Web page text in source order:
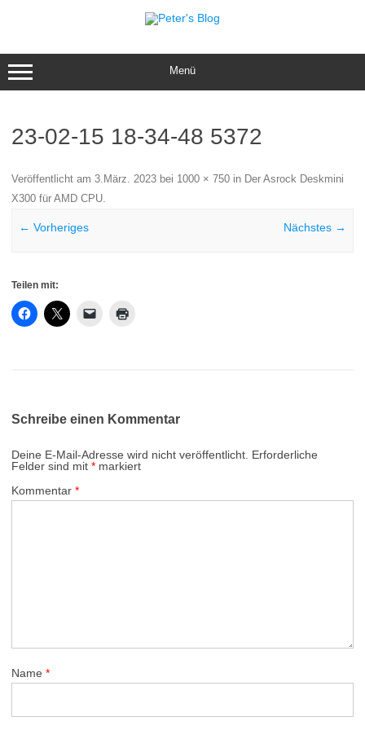
Menü
23-02-15 18-34-48 5372
Veröffentlicht am 3.März. 2023 bei 1000 × 750 in Der Asrock Deskmini
X300 für AMD CPU.
← Vorheriges Nächstes →
Teilen mit:
Schreibe einen Kommentar
Deine E-Mail-Adresse wird nicht veröffentlicht. Erforderliche
Felder sind mit * markiert
Kommentar *
Name *